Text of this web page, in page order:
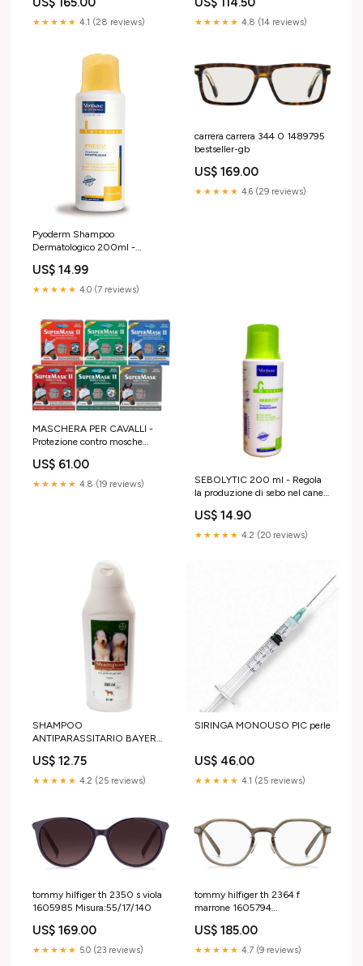
★★★★★ 4.1 (28 reviews) ★★★★★ 4.8 (14 reviews)
Pyoderm Shampoo
Dermatologico 200ml -
cutanee nel cane e nel gatto
integratore renale gatti
US$ 14.99
★★★★★ 4.0 (7 reviews)
carrera carrera 344 0 1489795
bestseller-gb
US$ 169.00
★★★★★ 4.6 (29 reviews)
MASCHERA PER CAVALLI -
Protezione contro mosche
US$ 61.00
★★★★★ 4.8 (19 reviews)
SEBOLYTIC 200 ml - Regola
la produzione di sebo nel cane e
US$ 14.90
★★★★★ 4.2 (20 reviews)
SHAMPOO
ANTIPARASSITARIO BAYER
insetti alevica cane a cosa serve
US$ 12.75
★★★★★ 4.2 (25 reviews)
SIRINGA MONOUSO PIC perle
US$ 46.00
★★★★★ 4.1 (25 reviews)
tommy hilfiger th 2350 s viola
1605985 Misura:55/17/140
US$ 169.00
★★★★★ 5.0 (23 reviews)
tommy hilfiger th 2364 f
marrone 1605794
US$ 185.00
★★★★★ 4.7 (9 reviews)